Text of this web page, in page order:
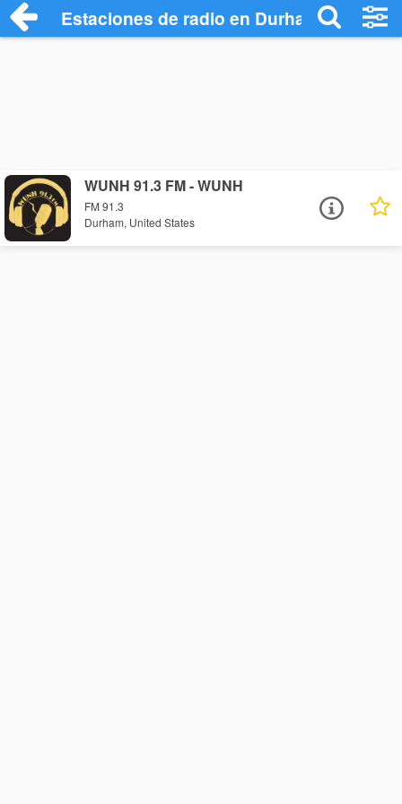
Estaciones de radio en Durham -
WUNH 91.3 FM - WUNH
FM 91.3
Durham, United States